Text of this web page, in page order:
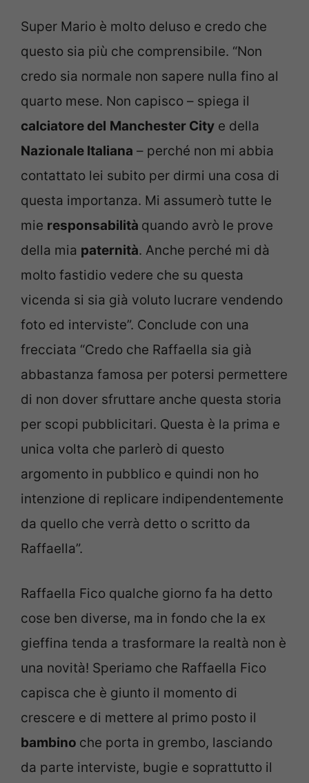
Super Mario è molto deluso e credo che
questo sia più che comprensibile. “Non
credo sia normale non sapere nulla fino al
quarto mese. Non capisco – spiega il
calciatore del Manchester City e della
Nazionale Italiana – perché non mi abbia
contattato lei subito per dirmi una cosa di
questa importanza. Mi assumerò tutte le
mie responsabilità quando avrò le prove
della mia paternità. Anche perché mi dà
molto fastidio vedere che su questa
vicenda si sia già voluto lucrare vendendo
foto ed interviste”. Conclude con una
frecciata “Credo che Raffaella sia già
abbastanza famosa per potersi permettere
di non dover sfruttare anche questa storia
per scopi pubblicitari. Questa è la prima e
unica volta che parlerò di questo
argomento in pubblico e quindi non ho
intenzione di replicare indipendentemente
da quello che verrà detto o scritto da
Raffaella”.
Raffaella Fico qualche giorno fa ha detto
cose ben diverse, ma in fondo che la ex
gieffina tenda a trasformare la realtà non è
una novità! Speriamo che Raffaella Fico
capisca che è giunto il momento di
crescere e di mettere al primo posto il
bambino che porta in grembo, lasciando
da parte interviste, bugie e soprattutto il